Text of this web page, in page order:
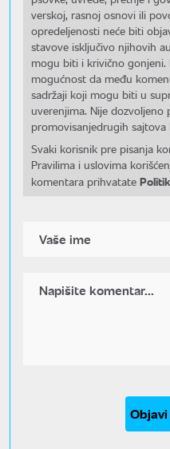
verskoj, rasnoj osnovi ili
opredeljenosti neće biti
stavove isključivo njihovih
mogu biti i krivično
mogućnost da među
sadržaji koji mogu biti u
uverenjima. Nije dozvoljeno
promovisanjedrugih
Svaki korisnik pre pisanja
Pravilima i uslovima
komentara prihvatate